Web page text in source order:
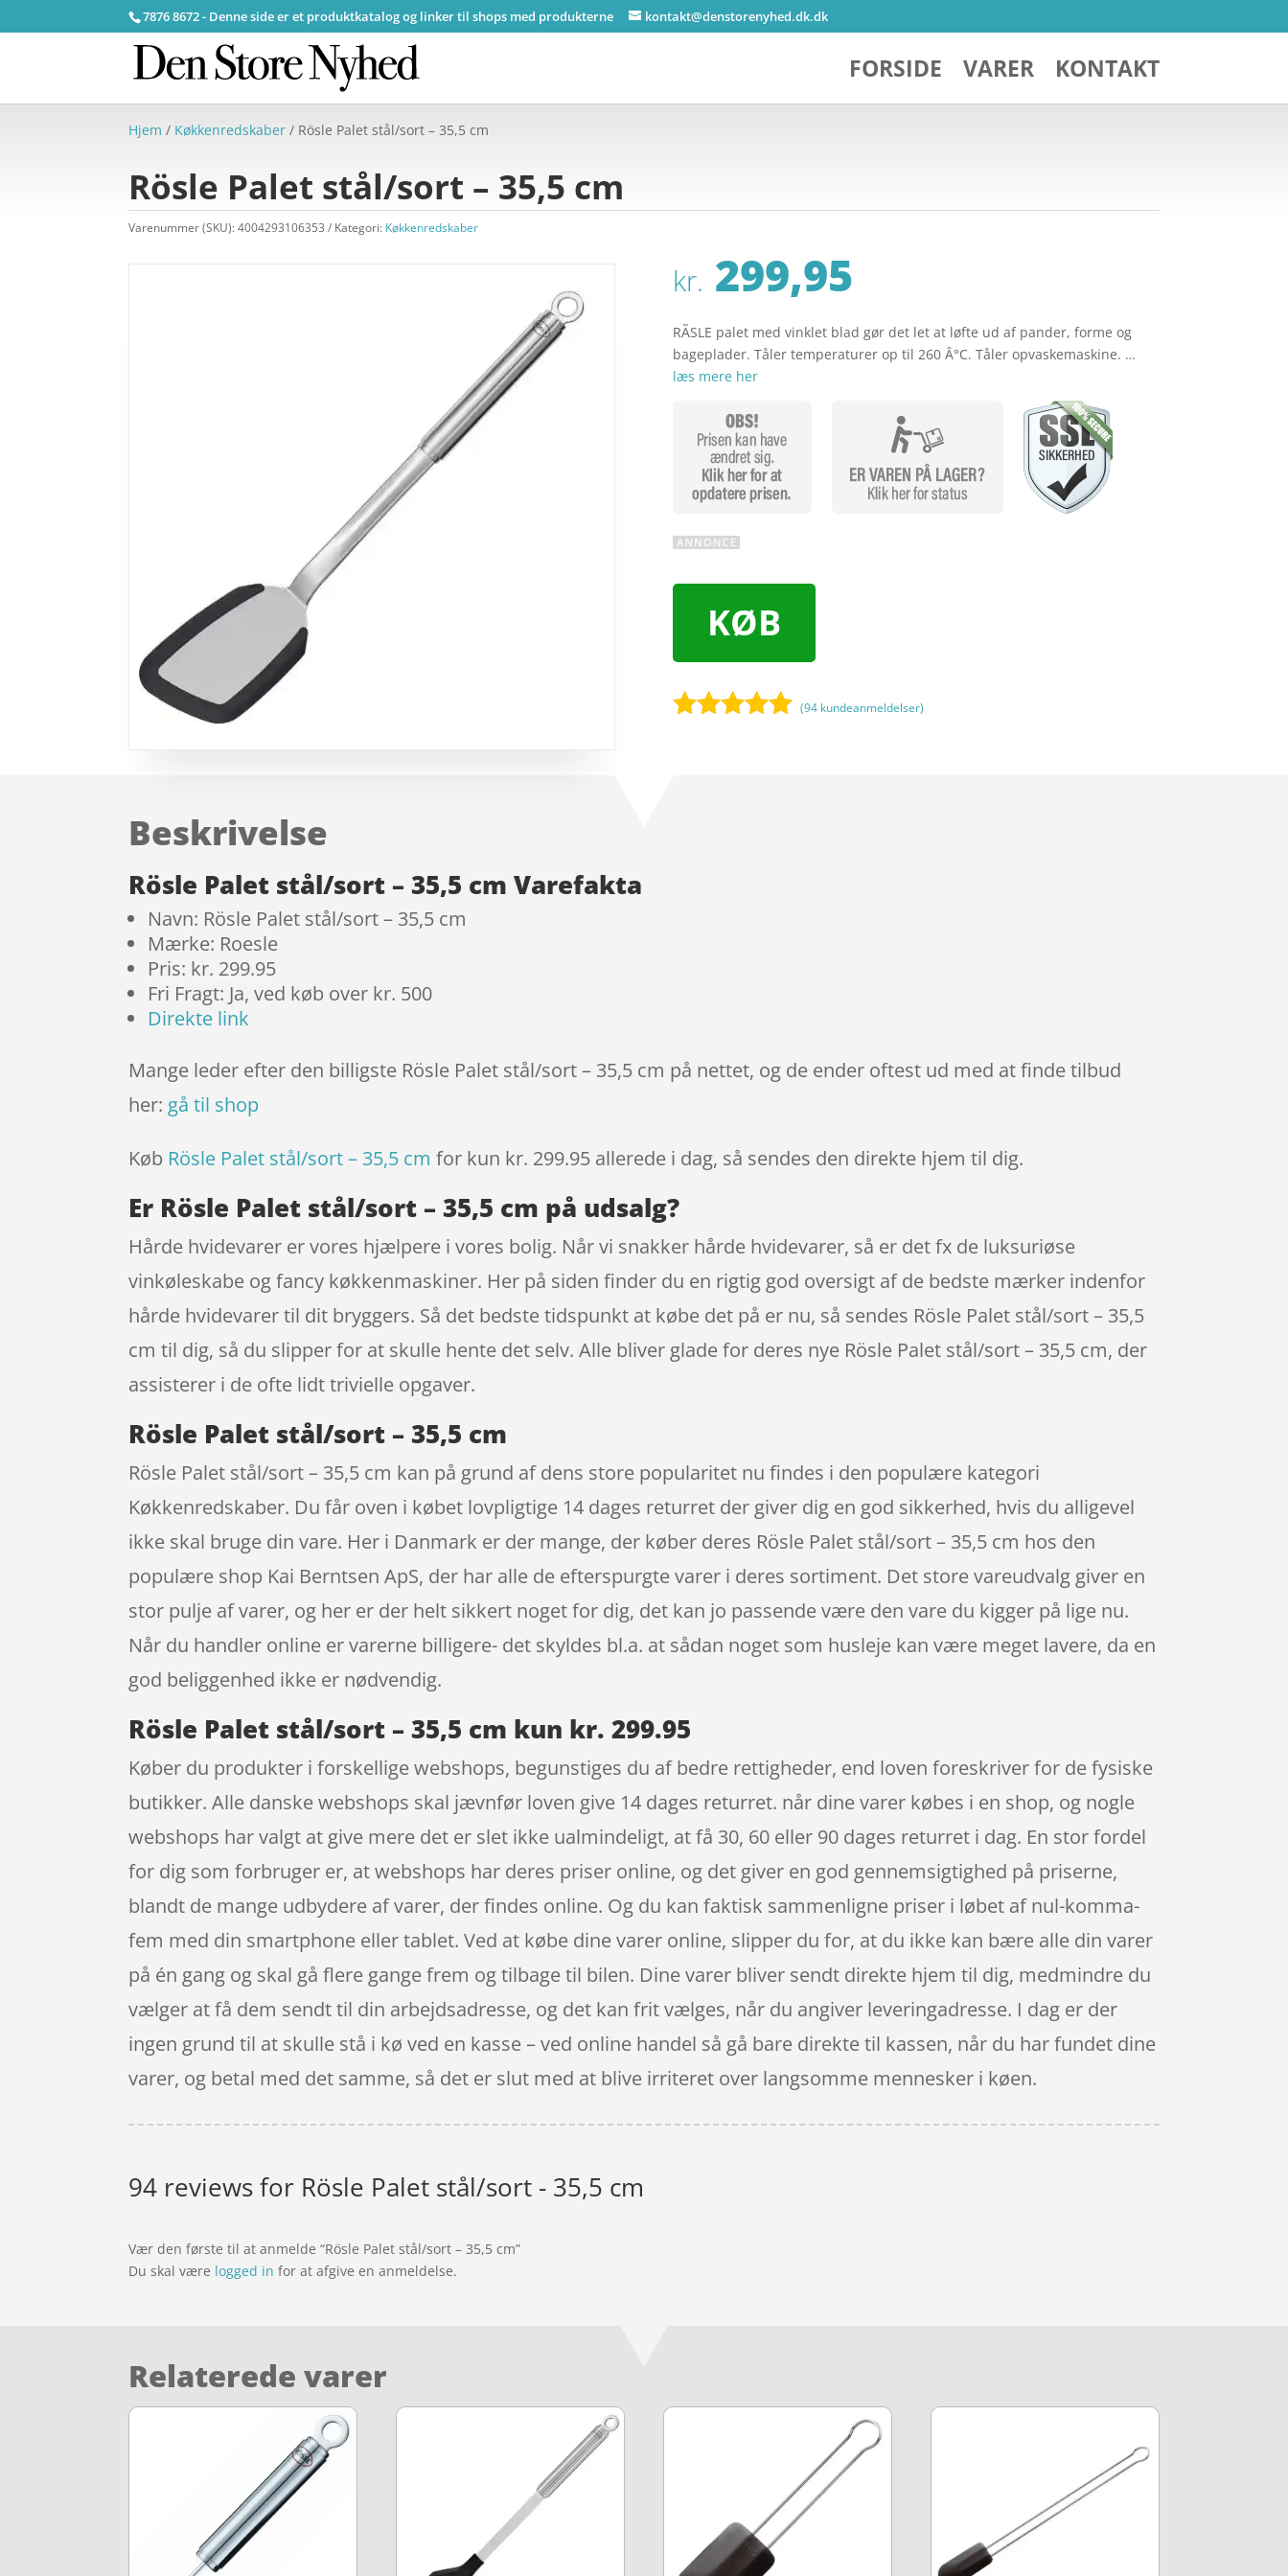
7876 8672 - Denne side er et produktkatalog og linker til shops med produkterne kontakt@denstorenyhed.dk.dk
FORSIDE VARER KONTAKT
Hjem / Køkkenredskaber / Rösle Palet stål/sort – 35,5 cm
Rösle Palet stål/sort – 35,5 cm
Varenummer (SKU):4004293106353 Kategori: Køkkenredskaber
kr. 299,95
RÃSLE palet med vinklet blad gør det let at løfte ud af pander, forme og
bageplader. Tåler temperaturer op til 260 Â°C. Tåler opvaskemaskine. …
læs mere her
KØB
(94 kundeanmeldelser)
Beskrivelse
Rösle Palet stål/sort – 35,5 cm Varefakta
Navn: Rösle Palet stål/sort – 35,5 cm
Mærke: Roesle
Pris: kr. 299.95
Fri Fragt: Ja, ved køb over kr. 500
Direkte link
Mange leder efter den billigste Rösle Palet stål/sort – 35,5 cm på nettet, og de ender oftest ud med at finde tilbud
her: gå til shop
Køb Rösle Palet stål/sort – 35,5 cm for kun kr. 299.95 allerede i dag, så sendes den direkte hjem til dig.
Er Rösle Palet stål/sort – 35,5 cm på udsalg?
Hårde hvidevarer er vores hjælpere i vores bolig. Når vi snakker hårde hvidevarer, så er det fx de luksuriøse
vinkøleskabe og fancy køkkenmaskiner. Her på siden finder du en rigtig god oversigt af de bedste mærker indenfor
hårde hvidevarer til dit bryggers. Så det bedste tidspunkt at købe det på er nu, så sendes Rösle Palet stål/sort – 35,5
cm til dig, så du slipper for at skulle hente det selv. Alle bliver glade for deres nye Rösle Palet stål/sort – 35,5 cm, der
assisterer i de ofte lidt trivielle opgaver.
Rösle Palet stål/sort – 35,5 cm
Rösle Palet stål/sort – 35,5 cm kan på grund af dens store popularitet nu findes i den populære kategori
Køkkenredskaber. Du får oven i købet lovpligtige 14 dages returret der giver dig en god sikkerhed, hvis du alligevel
ikke skal bruge din vare. Her i Danmark er der mange, der køber deres Rösle Palet stål/sort – 35,5 cm hos den
populære shop Kai Berntsen ApS, der har alle de efterspurgte varer i deres sortiment. Det store vareudvalg giver en
stor pulje af varer, og her er der helt sikkert noget for dig, det kan jo passende være den vare du kigger på lige nu.
Når du handler online er varerne billigere- det skyldes bl.a. at sådan noget som husleje kan være meget lavere, da en
god beliggenhed ikke er nødvendig.
Rösle Palet stål/sort – 35,5 cm kun kr. 299.95
Køber du produkter i forskellige webshops, begunstiges du af bedre rettigheder, end loven foreskriver for de fysiske
butikker. Alle danske webshops skal jævnfør loven give 14 dages returret. når dine varer købes i en shop, og nogle
webshops har valgt at give mere det er slet ikke ualmindeligt, at få 30, 60 eller 90 dages returret i dag. En stor fordel
for dig som forbruger er, at webshops har deres priser online, og det giver en god gennemsigtighed på priserne,
blandt de mange udbydere af varer, der findes online. Og du kan faktisk sammenligne priser i løbet af nul-komma-
fem med din smartphone eller tablet. Ved at købe dine varer online, slipper du for, at du ikke kan bære alle din varer
på én gang og skal gå flere gange frem og tilbage til bilen. Dine varer bliver sendt direkte hjem til dig, medmindre du
vælger at få dem sendt til din arbejdsadresse, og det kan frit vælges, når du angiver leveringadresse. I dag er der
ingen grund til at skulle stå i kø ved en kasse – ved online handel så gå bare direkte til kassen, når du har fundet dine
varer, og betal med det samme, så det er slut med at blive irriteret over langsomme mennesker i køen.
94 reviews for Rösle Palet stål/sort - 35,5 cm
Vær den første til at anmelde “Rösle Palet stål/sort – 35,5 cm”
Du skal være logged in for at afgive en anmeldelse.
Relaterede varer